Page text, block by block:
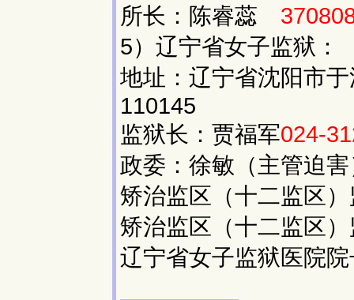
所长：陈睿蕊
5）辽宁省女子监狱：
地址：辽宁省沈阳市
110145
监狱长：贾福军024-
政委：徐敏（主管迫
矫治监区（十二监区
矫治监区（十二监区
辽宁省女子监狱医院